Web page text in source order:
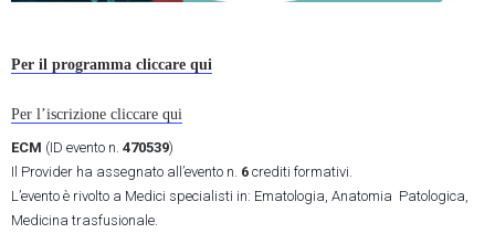
Per il programma cliccare qui
Per l’iscrizione cliccare qui
ECM (ID evento n. 470539)
Il Provider ha assegnato all’evento n. 6 crediti formativi.
L’evento è rivolto a Medici specialisti in: Ematologia, Anatomia Patologica,
Medicina trasfusionale.